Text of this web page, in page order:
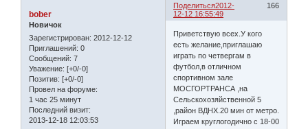
Поделиться 166
2012-
12-12 16:55:49
bober
Новичок
Зарегистрирован: 2012-12-12
Приглашений: 0
Сообщений: 7
Уважение: [+0/-0]
Позитив: [+0/-0]
Провел на форуме:
1 час 25 минут
Последний визит:
2013-12-18 12:03:53
Приветствую всех.У кого
есть желание,приглашаю
играть по четвергам в
футбол,в отличном
спортивном зале
МОСГОРТРАНСА ,на
Сельскохозяйственной 5
,район ВДНХ.20 мин от метро.
Играем круглогодично с 18-00